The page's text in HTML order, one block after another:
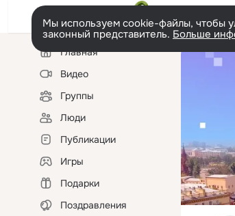
Мы используем cookie-файлы, чтобы
законный представитель. Больше
Левая
колонкаГлавная
Видео
Группы
Люди
Публикации
Игры
Подарки
Поздравления